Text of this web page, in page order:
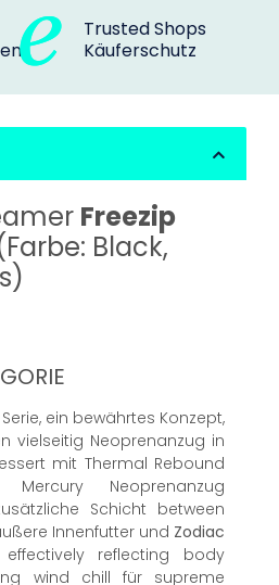
Trusted Shops
Käuferschutz
Freezip
Black,
ein bewährtes Konzept,
vielseitig Neoprenanzug in
mit Thermal Rebound
Mercury Neoprenanzug
Schicht between
Innenfutter und Zodiac
effectively reflecting body
wind chill für supreme